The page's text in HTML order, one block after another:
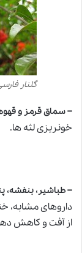
گلنار
–سماق قرمز و قهوه
خونریزی لثه ها.
–طباشیر، بنفشه،
داروهای مشابه،
از آفت و کاهش